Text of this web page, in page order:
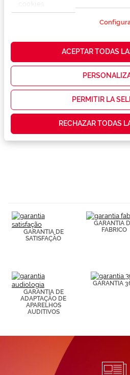
propias y de
cómo mejorar
servicios y
las
que realmente
contenidos
personalizados
de páginas
visitadas).
Puedes
consultar más
Cookies.
ACEPTAR TODAS
PERMITIR LA
RECHAZAR TODAS
Detalhes
Marca
Garantias e serviços exclusivos
GARANTIA DE
SATISFAÇÃO
GARANTIA
FABRICO
GARANTIA DE
ADAPTAÇÃO DE
APARELHOS
AUDITIVOS
GARANTIA